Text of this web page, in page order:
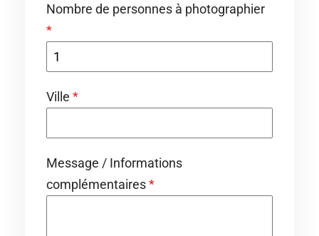
Nombre de personnes à photographier
*
Ville *
Message / Informations
complémentaires*